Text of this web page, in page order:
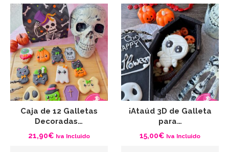
Caja de 12 Galletas
Decoradas…
21,90€ Iva Incluido
¡Ataúd 3D de Galleta
para…
15,00€ Iva Incluido